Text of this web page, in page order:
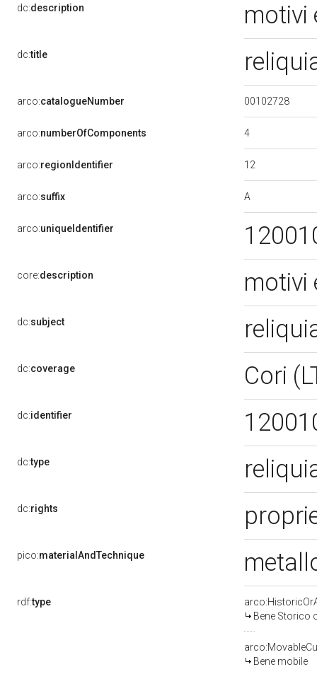
dc:description motivi
dc:title
arco:catalogueNumber 00102728
arco:numberOfComponents 4
arco:regionIdentifier 12
arco:suffix A
arco:uniqueIdentifier
core:description motivi
dc:subject
dc:coverage Cori
dc:identifier
dc:type
dc:rights
pico:materialAndTechnique
rdf:type
Bene Storico
Bene mobile